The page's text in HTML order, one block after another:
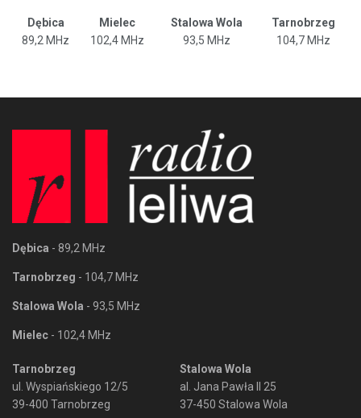
Dębica Mielec Stalowa Wola
Tarnobrzeg
89,2 MHz
102,4 MHz 93,5 MHz 104,7 MHz
Dębica - 89,2 MHz
Tarnobrzeg - 104,7 MHz
Stalowa Wola - 93,5 MHz
Mielec - 102,4 MHz
Tarnobrzeg
ul. Wyspiańskiego 12/5
39-400 Tarnobrzeg
Stalowa Wola
al. Jana Pawła II 25
37-450 Stalowa Wola